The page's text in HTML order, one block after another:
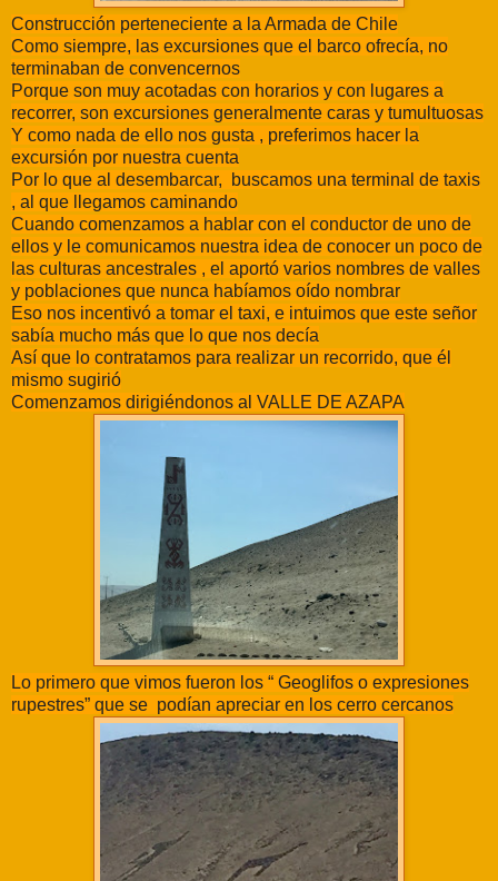
Construcción perteneciente a la Armada de Chile
Como siempre, las excursiones que el barco ofrecía, no
terminaban de convencernos
Porque son muy acotadas con horarios y con lugares a
recorrer, son excursiones generalmente caras y tumultuosas
Y como nada de ello nos gusta , preferimos hacer la
excursión por nuestra cuenta
Por lo que al desembarcar, buscamos una terminal de taxis
, al que llegamos caminando
Cuando comenzamos a hablar con el conductor de uno de
ellos y le comunicamos nuestra idea de conocer un poco de
las culturas ancestrales , el aportó varios nombres de valles
y poblaciones que nunca habíamos oído nombrar
Eso nos incentivó a tomar el taxi, e intuimos que este señor
sabía mucho más que lo que nos decía
Así que lo contratamos para realizar un recorrido, que él
mismo sugirió
Comenzamos dirigiéndonos al VALLE DE AZAPA
Lo primero que vimos fueron los “ Geoglifos o expresiones
rupestres” que se podían apreciar en los cerro cercanos